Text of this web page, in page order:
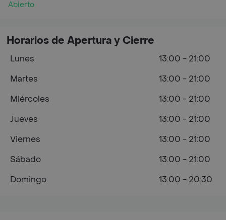
Abierto
Horarios de Apertura y Cierre
Lunes
13:00 - 21:00
Martes
13:00 - 21:00
Miércoles
13:00 - 21:00
Jueves
13:00 - 21:00
Viernes
13:00 - 21:00
Sábado
13:00 - 21:00
Domingo
13:00 - 20:30